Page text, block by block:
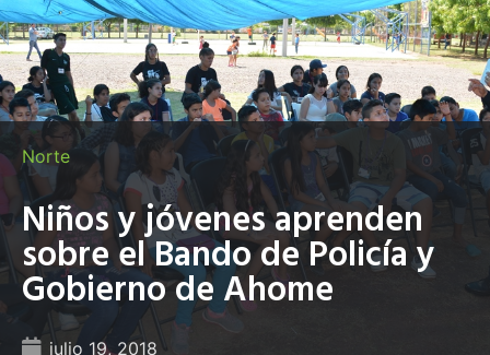
Norte
Niños y jóvenes aprenden
sobre el Bando de Policía y
Gobierno de Ahome
julio 19, 2018